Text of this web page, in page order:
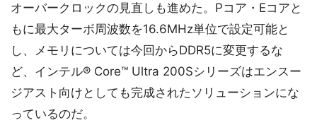
オーバークロックの見直しも進めた。Pコア・Eコアと
もに最大ターボ周波数を16.6MHz単位で設定可能と
し、メモリについては今回からDDR5に変更するな
ど、インテル® Core™ Ultra 200Sシリーズはエンスー
ジアスト向けとしても完成されたソリューションにな
っているのだ。